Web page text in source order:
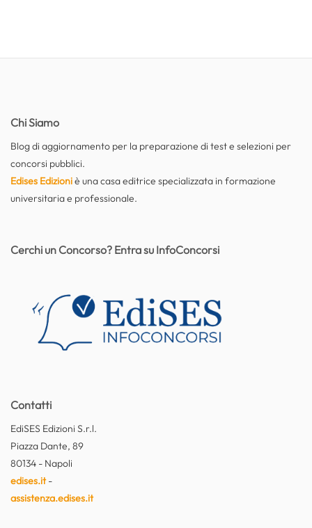
Chi Siamo
Blog di aggiornamento per la preparazione di test e selezioni per
concorsi pubblici.
Edises Edizioniè una casa editrice specializzata in formazione
universitaria e professionale.
Contatti
EdiSES Edizioni S.r.l.
Piazza Dante, 89
80134 - Napoli
edises.it-
assistenza.edises.it
Cerchi un Concorso? Entra su InfoConcorsi